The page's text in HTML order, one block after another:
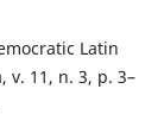
Latin
v. 11, n. 3, p. 3–